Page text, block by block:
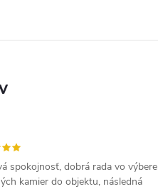
spokojnosť, dobrá rada vo výbere
kamier do objektu, následná